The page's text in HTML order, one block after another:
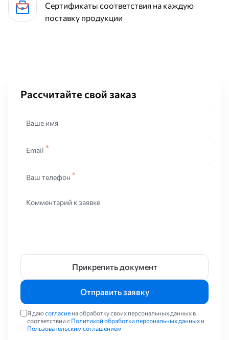
Сертификаты соответствия на каждую
поставку продукции
Рассчитайте свой заказ
Ваше имя
Email
Ваш телефон
Комментарий к заявке
Прикрепить документ
Отправить заявку
Я даюсогласие на обработку своих персональных данных в
соответствии с Политикой обработки персональных данных и
Пользовательским соглашением